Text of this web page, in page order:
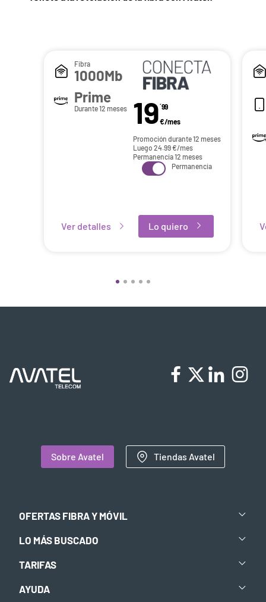
Fibra
1000Mb
Prime
Durante 12 meses 19´99
€/mes
Promoción durante 12 meses
Luego 24.99€/mes
Permanencia 12 meses
Permanencia
Ver detalles Lo quiero
Sobre Avatel Tiendas Avatel
OFERTAS FIBRA Y MÓVIL
LO MÁS BUSCADO
TARIFAS
AYUDA